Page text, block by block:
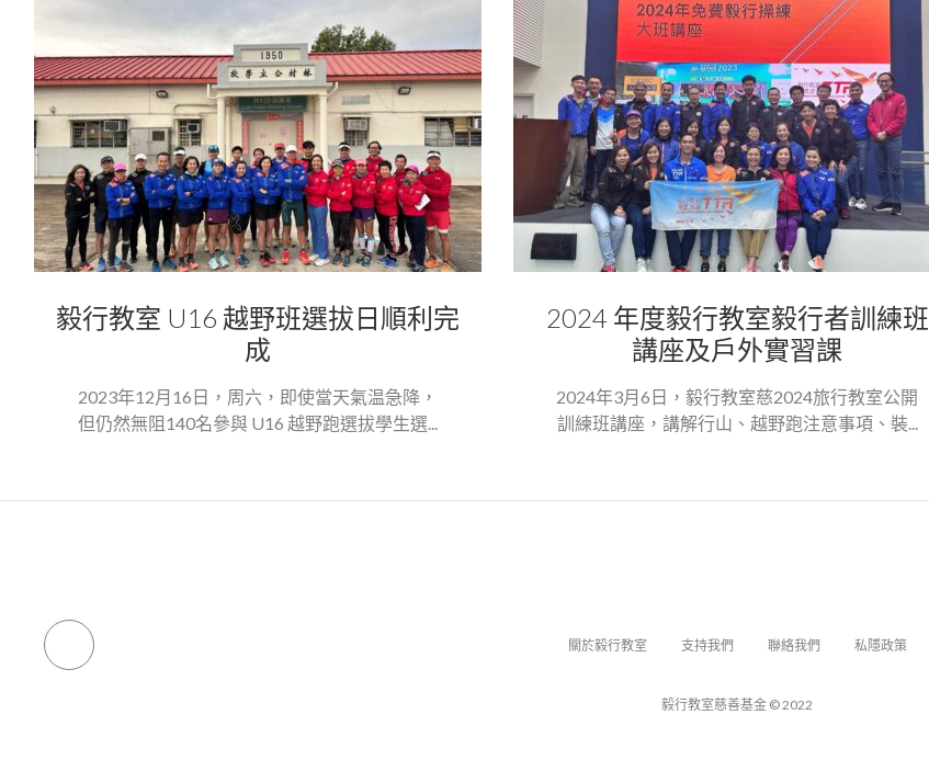
毅行教室 U16 越野班選拔日順利完
成
2023年12月16日，周六，即使當天氣温急降，
但仍然無阻140名參與 U16 越野跑選拔學生選...
2024 年度毅行教室毅行者訓練班
講座及戶外實習課
2024年3月6日，毅行教室慈2024旅行教室公開
訓練班講座，講解行山、越野跑注意事項、裝...
關於毅行教室 支持我們 聯絡我們 私隱政策
毅行教室慈善基金 © 2022